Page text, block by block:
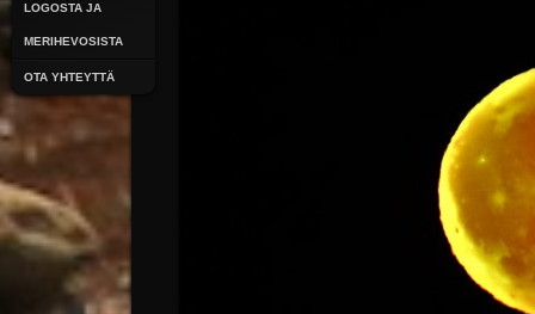
LOGOSTA JA
MERIHEVOSISTA
OTA YHTEYTTÄ